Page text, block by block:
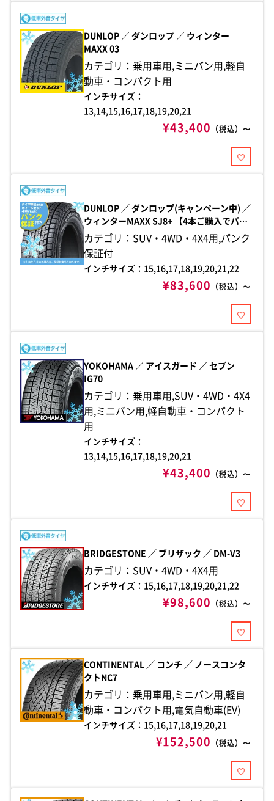
DUNLOP ／ ダンロップ ／ ウィンター
MAXX 03
カテゴリ：乗用車用,ミニバン用,軽自
動車・コンパクト用
インチサイズ：
13,14,15,16,17,18,19,20,21
¥43,400 （税込）〜
DUNLOP ／ ダンロップ(キャンペーン中) ／
ウィンターMAXX SJ8+ 【4本ご購入でパン
ク保証付き】
カテゴリ：SUV・4WD・4X4用,パンク
保証付
インチサイズ：15,16,17,18,19,20,21,22
¥83,600 （税込）〜
YOKOHAMA ／ アイスガード ／ セブン
IG70
カテゴリ：乗用車用,SUV・4WD・4X4
用,ミニバン用,軽自動車・コンパクト
用
インチサイズ：
13,14,15,16,17,18,19,20,21
¥43,400 （税込）〜
BRIDGESTONE ／ ブリザック ／ DM-V3
カテゴリ：SUV・4WD・4X4用
インチサイズ：15,16,17,18,19,20,21,22
¥98,600 （税込）〜
CONTINENTAL ／ コンチ ／ ノースコンタ
クトNC7
カテゴリ：乗用車用,ミニバン用,軽自
動車・コンパクト用,電気自動車(EV)
インチサイズ：15,16,17,18,19,20,21
¥152,500 （税込）〜